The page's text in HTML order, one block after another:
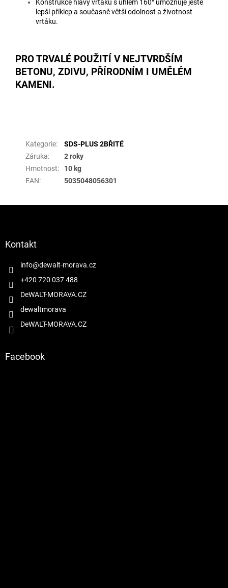
Konstrukce hlavy vrtáku s úhlem 160° umožňuje ještě
lepší příklep a současně větší odolnost a životnost
vrtáku.
PRO TRVALÉ POUŽITÍ V NEJTVRDŠÍM
BETONU, ZDIVU, PŘÍRODNÍM I UMĚLÉM
KAMENI.
Kategorie:
SDS-PLUS 2BŘITÉ
Záruka:
2 roky
Hmotnost:
10 kg
EAN: 5035048056301
Kontakt
info@dewalt-morava.cz
+420 720 037 488
DeWALT-MORAVA.CZ
dewaltmorava
DeWALT-MORAVA.CZ
Facebook